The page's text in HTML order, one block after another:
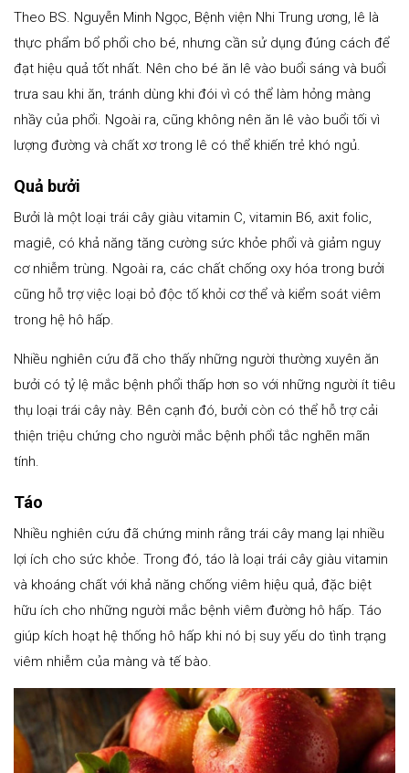
Theo BS. Nguyễn Minh Ngọc, Bệnh viện Nhi Trung ương, lê là
thực phẩm bổ phổi cho bé, nhưng cần sử dụng đúng cách để
đạt hiệu quả tốt nhất. Nên cho bé ăn lê vào buổi sáng và buổi
trưa sau khi ăn, tránh dùng khi đói vì có thể làm hỏng màng
nhầy của phổi. Ngoài ra, cũng không nên ăn lê vào buổi tối vì
lượng đường và chất xơ trong lê có thể khiến trẻ khó ngủ.
Quả bưởi
Bưởi là một loại trái cây giàu vitamin C, vitamin B6, axit folic,
magiê, có khả năng tăng cường sức khỏe phổi và giảm nguy
cơ nhiễm trùng. Ngoài ra, các chất chống oxy hóa trong bưởi
cũng hỗ trợ việc loại bỏ độc tố khỏi cơ thể và kiểm soát viêm
trong hệ hô hấp.
Nhiều nghiên cứu đã cho thấy những người thường xuyên ăn
bưởi có tỷ lệ mắc bệnh phổi thấp hơn so với những người ít tiêu
thụ loại trái cây này. Bên cạnh đó, bưởi còn có thể hỗ trợ cải
thiện triệu chứng cho người mắc bệnh phổi tắc nghẽn mãn
tính.
Táo
Nhiều nghiên cứu đã chứng minh rằng trái cây mang lại nhiều
lợi ích cho sức khỏe. Trong đó, táo là loại trái cây giàu vitamin
và khoáng chất với khả năng chống viêm hiệu quả, đặc biệt
hữu ích cho những người mắc bệnh viêm đường hô hấp. Táo
giúp kích hoạt hệ thống hô hấp khi nó bị suy yếu do tình trạng
viêm nhiễm của màng và tế bào.